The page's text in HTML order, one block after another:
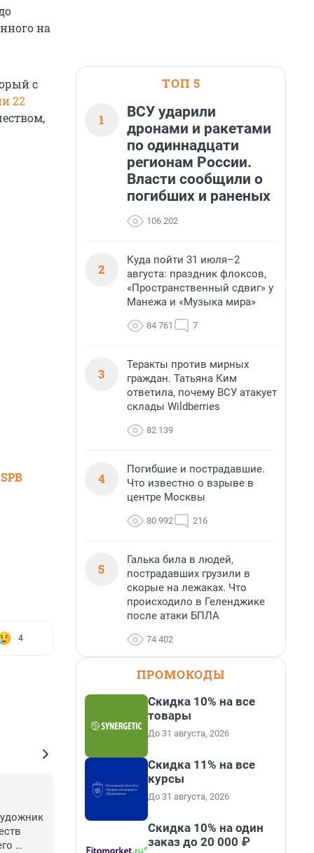
на
с
22
4
ТОП 5
1
ВСУ ударили
дронами и ракетами
по одиннадцати
регионам России.
Власти сообщили о
погибших и раненых
106 202
2
Куда пойти 31 июля–2
августа: праздник флоксов,
«Пространственный сдвиг» у
Манежа и «Музыка мира»
84 761 7
3
Теракты против мирных
граждан. Татьяна Ким
ответила, почему ВСУ атакует
склады Wildberries
82 139
4
Погибшие и пострадавшие.
Что известно о взрыве в
центре Москвы
80 992 216
5
Галька била в людей,
пострадавших грузили в
скорые на лежаках. Что
происходило в Геленджике
после атаки БПЛА
74 402
ПРОМОКОДЫ
Скидка 10% на все
товары
До 31 августа, 2026
Скидка 11% на все
курсы
До 31 августа, 2026
Скидка 10% на один
заказ до 20 000 ₽